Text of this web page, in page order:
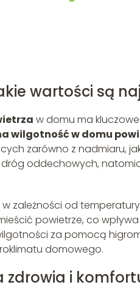
wartości są
w domu ma
wilgotność w domu
zarówno z nadmiaru,
oddechowych,
w zależności od
powietrze, co
za pomocą
domowego.
zdrowia i